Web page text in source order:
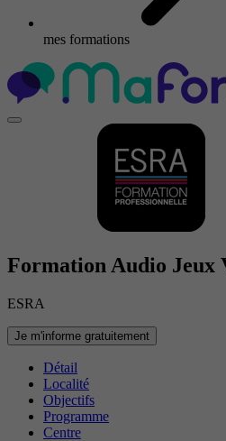
mes formations
Formation Audio Jeux
ESRA
Je m'informe gratuitement
Détail
Localité
Objectifs
Programme
Centre